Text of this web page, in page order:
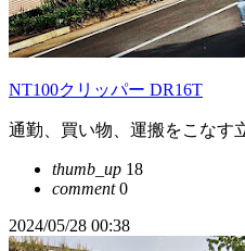
NT100クリッパー DR16T
通勤、買い物、運搬をこなす
thumb_up 18
comment0
2024/05/28 00:38